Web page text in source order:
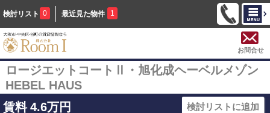
検討リスト 0 最近見た物件 1
お問合せ
ロージエットコートⅡ・旭化成ヘーベルメゾン
HEBEL HAUS
賃料 4.6万円 検討リストに追加